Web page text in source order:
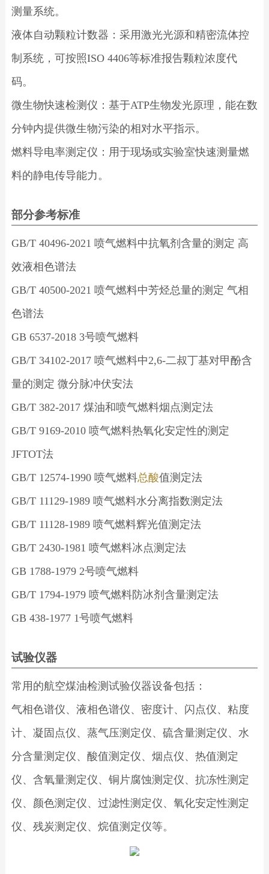
测量系统。
液体自动颗粒计数器：采用激光光源和精密流体控
制系统，可按照ISO 4406等标准报告颗粒浓度代
码。
微生物快速检测仪：基于ATP生物发光原理，能在数
分钟内提供微生物污染的相对水平指示。
燃料导电率测定仪：用于现场或实验室快速测量燃
料的静电传导能力。
部分参考标准
GB/T 40496-2021 喷气燃料中抗氧剂含量的测定 高
效液相色谱法
GB/T 40500-2021 喷气燃料中芳烃总量的测定 气相
色谱法
GB 6537-2018 3号喷气燃料
GB/T 34102-2017 喷气燃料中2,6-二叔丁基对甲酚含
量的测定 微分脉冲伏安法
GB/T 382-2017 煤油和喷气燃料烟点测定法
GB/T 9169-2010 喷气燃料热氧化安定性的测定
JFTOT法
GB/T 12574-1990 喷气燃料总酸值测定法
GB/T 11129-1989 喷气燃料水分离指数测定法
GB/T 11128-1989 喷气燃料辉光值测定法
GB/T 2430-1981 喷气燃料冰点测定法
GB 1788-1979 2号喷气燃料
GB/T 1794-1979 喷气燃料防冰剂含量测定法
GB 438-1977 1号喷气燃料
试验仪器
常用的航空煤油检测试验仪器设备包括：
气相色谱仪、液相色谱仪、密度计、闪点仪、粘度
计、凝固点仪、蒸气压测定仪、硫含量测定仪、水
分含量测定仪、酸值测定仪、烟点仪、热值测定
仪、含氧量测定仪、铜片腐蚀测定仪、抗冻性测定
仪、颜色测定仪、过滤性测定仪、氧化安定性测定
仪、残炭测定仪、烷值测定仪等。